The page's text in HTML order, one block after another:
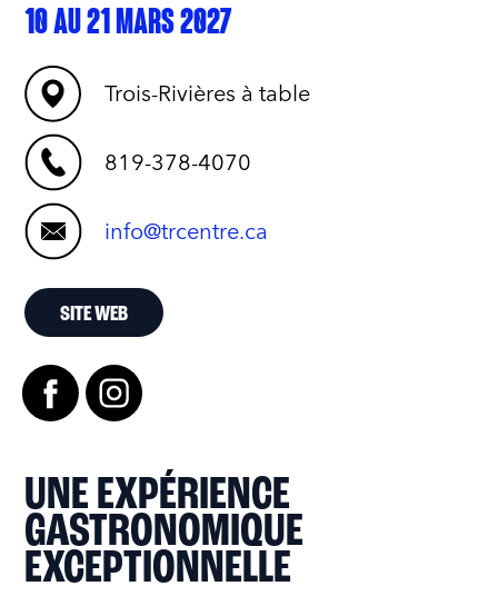
UNE EXPÉRIENCE
GASTRONOMIQUE
EXCEPTIONNELLE
10 AU 21 MARS 2027
Trois-Rivières à table
819-378-4070
info@trcentre.ca
SITE WEB